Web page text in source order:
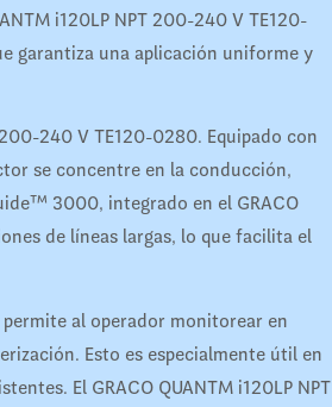
i120LP NPT 200-240 V TE120-
garantiza una aplicación uniforme y
240 V TE120-0280. Equipado con
se concentre en la conducción,
3000, integrado en el GRACO
de líneas largas, lo que facilita el
permite al operador monitorear en
Esto es especialmente útil en
El GRACO QUANTM i120LP NPT